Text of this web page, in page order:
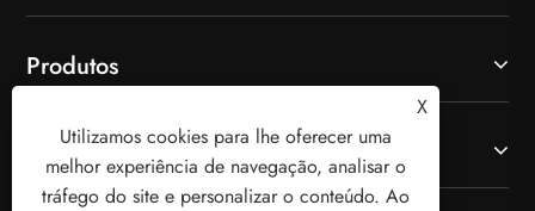
Produtos
Contate-nos
X
Utilizamos cookies para lhe oferecer uma
melhor experiência de navegação, analisar o
tráfego do site e personalizar o conteúdo. Ao